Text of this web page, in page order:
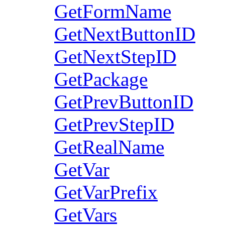
GetFormName
GetNextButtonID
GetNextStepID
GetPackage
GetPrevButtonID
GetPrevStepID
GetRealName
GetVar
GetVarPrefix
GetVars